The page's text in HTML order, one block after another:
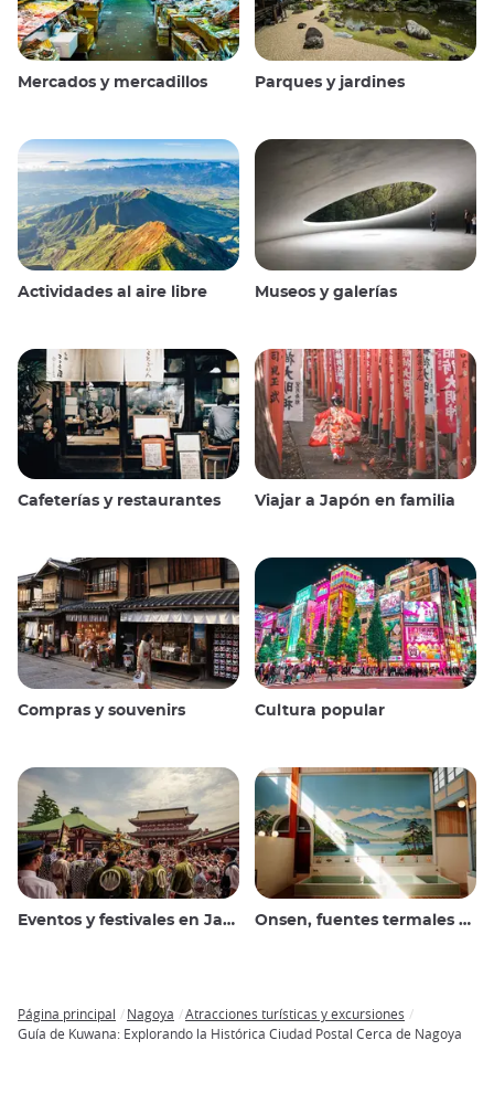
Mercados y mercadillos Parques y jardines
Actividades al aire libre Museos y galerías
Cafeterías y restaurantes Viajar a Japón en familia
Compras y souvenirs Cultura popular
Eventos y festivales en Japón Onsen, fuentes termales y baños públicos
Breadcrumb
Página principal Nagoya
Atracciones turísticas y excursiones
Guía de Kuwana: Explorando la Histórica Ciudad Postal Cerca de Nagoya